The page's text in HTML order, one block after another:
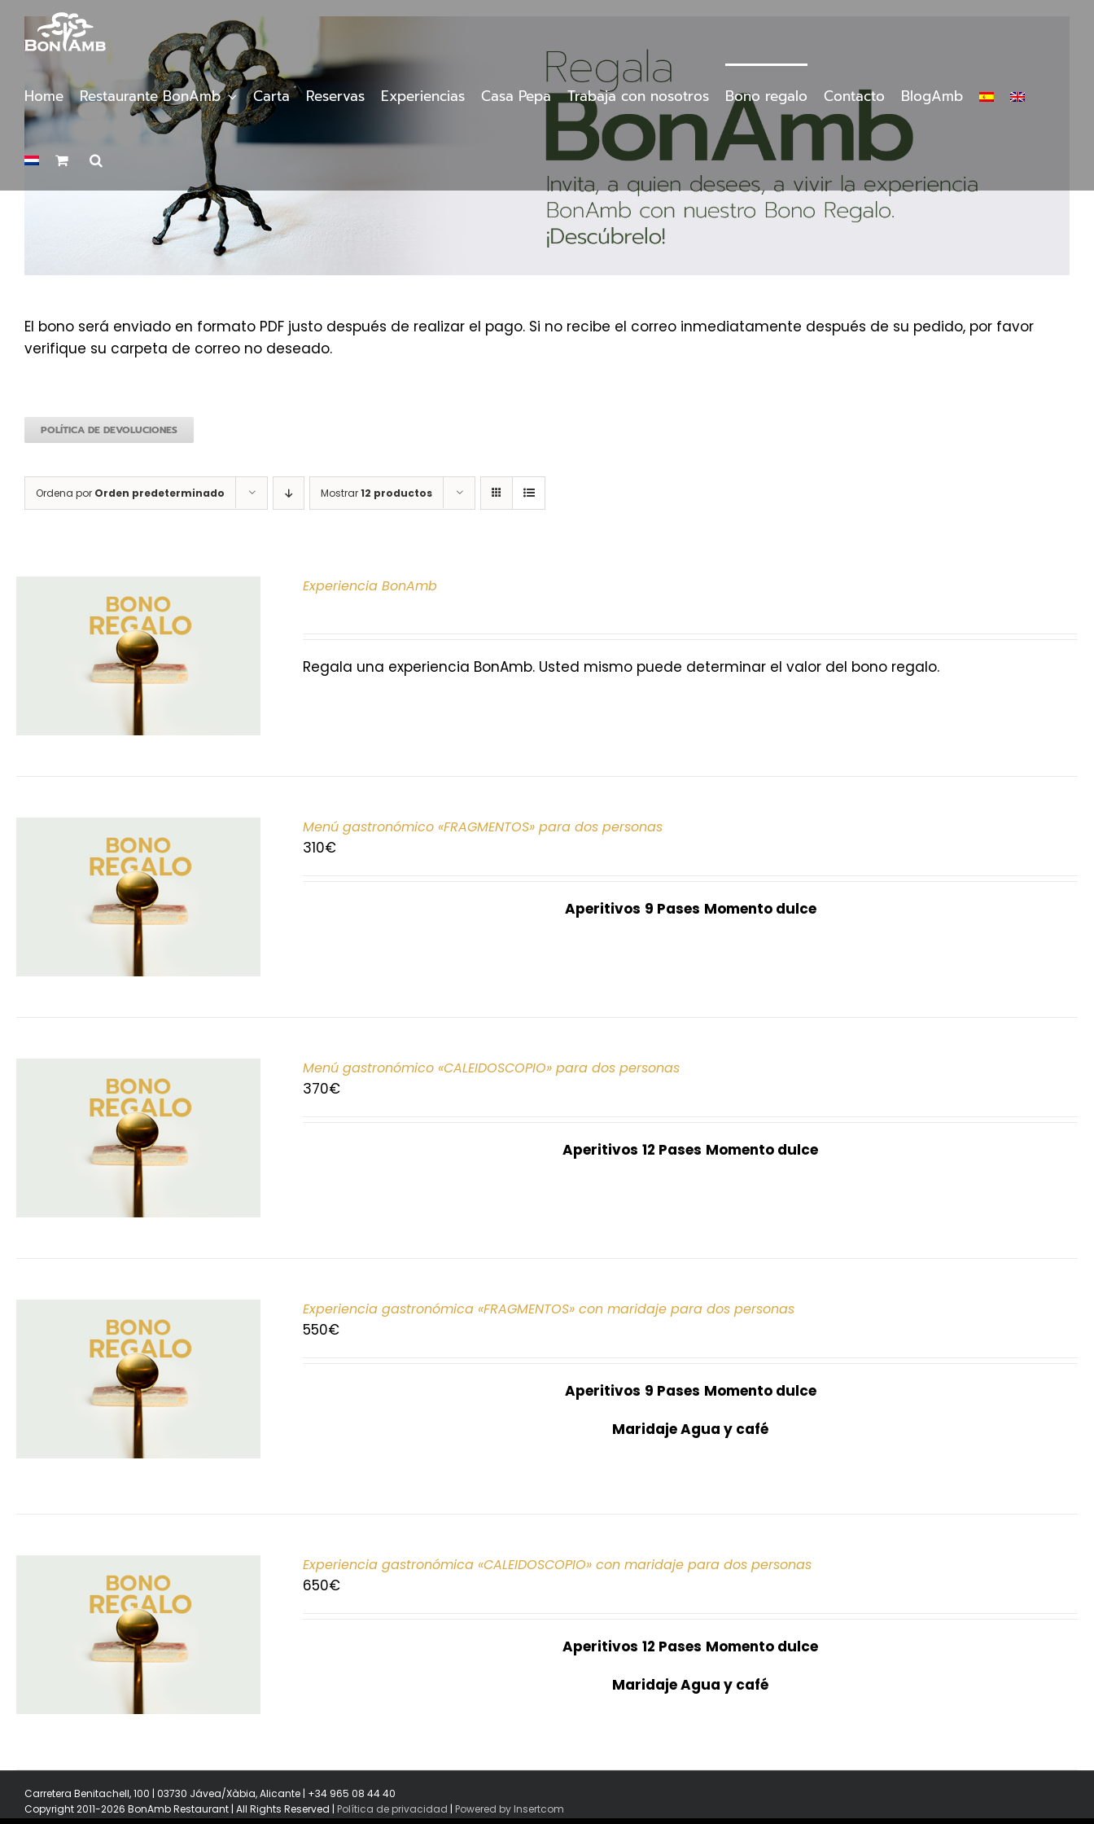
contenido
Home Restaurante BonAmb Carta Reservas Experiencias Casa Pepa Trabaja con nosotros Bono regalo Contacto BlogAmb
El bono será enviado en formato PDF justo después de realizar el pago. Si no recibe el correo inmediatamente después de su pedido, por favor
verifique su carpeta de correo no deseado.
POLÍTICA DE DEVOLUCIONES
Ordena por Orden predeterminado Mostrar12 productos
Experiencia BonAmb
Regala una experiencia BonAmb. Usted mismo puede determinar el valor del bono regalo.
Menú gastronómico «FRAGMENTOS» para dos personas
310€
Aperitivos 9 Pases Momento dulce
Menú gastronómico «CALEIDOSCOPIO» para dos personas
370€
Aperitivos 12 Pases Momento dulce
Experiencia gastronómica «FRAGMENTOS» con maridaje para dos personas
550€
Aperitivos 9 Pases Momento dulce
Maridaje Agua y café
Experiencia gastronómica «CALEIDOSCOPIO» con maridaje para dos personas
650€
Aperitivos 12 Pases Momento dulce
Maridaje Agua y café
Carretera Benitachell, 100 | 03730 Jávea/Xàbia, Alicante | +34 965 08 44 40
Copyright 2011-2026 BonAmb Restaurant | All Rights Reserved | Política de privacidad | Powered by Insertcom